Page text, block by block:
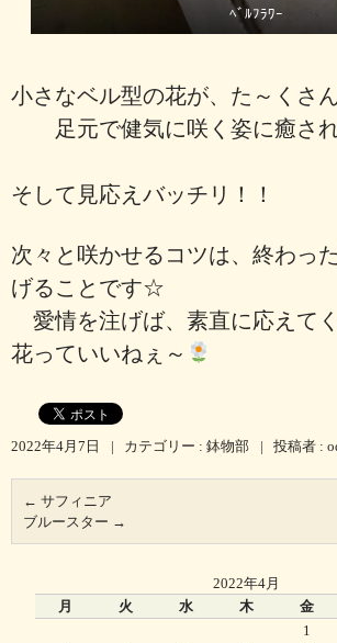
ﾍﾞﾙﾌﾗﾜｰ
小さなベル型の花が、た～くさ
足元で健気に咲く姿に癒され
そして見応えバッチリ！！
次々と咲かせるコツは、終わっ
げることです☆
愛情を注げば、素直に応えて
花っていいねぇ～
2022年4月7日 | カテゴリー : 鉢物部 | 投稿者 :
← サフィニア
ブルースター →
2022年4月
月
火 水 木 金
1